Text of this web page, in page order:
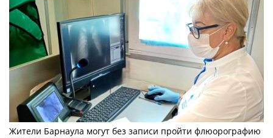
Жители Барнаула могут без записи пройти флюорографию